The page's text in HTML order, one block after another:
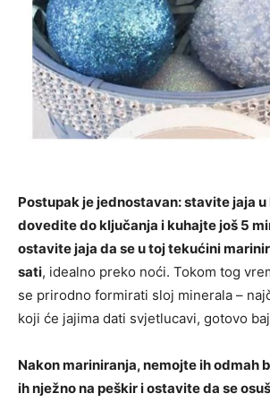
Postupak je jednostavan: stavite jaja
dovedite do ključanja i kuhajte još 5
ostavite jaja da se u toj tekućini
sati, idealno preko noći. Tokom tog
se prirodno formirati sloj minerala –
koji će jajima dati svjetlucavi, gotovo
Nakon mariniranja, nemojte ih odmah
ih nježno na peškir i ostavite da se